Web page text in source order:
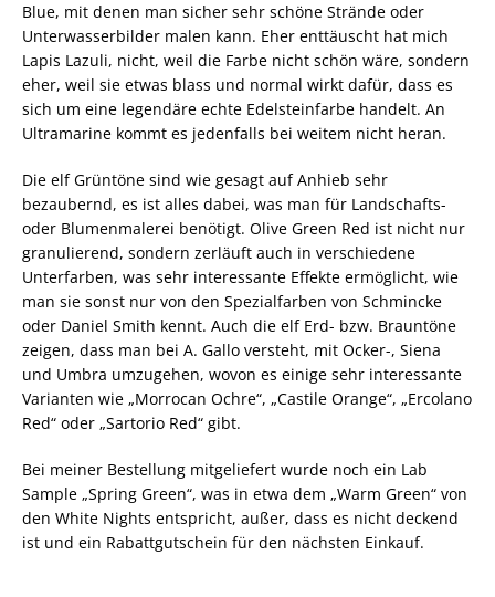
Blue, mit denen man sicher sehr schöne Strände oder
Unterwasserbilder malen kann. Eher enttäuscht hat mich
Lapis Lazuli, nicht, weil die Farbe nicht schön wäre, sondern
eher, weil sie etwas blass und normal wirkt dafür, dass es
sich um eine legendäre echte Edelsteinfarbe handelt. An
Ultramarine kommt es jedenfalls bei weitem nicht heran.
Die elf Grüntöne sind wie gesagt auf Anhieb sehr
bezaubernd, es ist alles dabei, was man für Landschafts-
oder Blumenmalerei benötigt. Olive Green Red ist nicht nur
granulierend, sondern zerläuft auch in verschiedene
Unterfarben, was sehr interessante Effekte ermöglicht, wie
man sie sonst nur von den Spezialfarben von Schmincke
oder Daniel Smith kennt. Auch die elf Erd- bzw. Brauntöne
zeigen, dass man bei A. Gallo versteht, mit Ocker-, Siena
und Umbra umzugehen, wovon es einige sehr interessante
Varianten wie „Morrocan Ochre“, „Castile Orange“, „Ercolano
Red“ oder „Sartorio Red“ gibt.
Bei meiner Bestellung mitgeliefert wurde noch ein Lab
Sample „Spring Green“, was in etwa dem „Warm Green“ von
den White Nights entspricht, außer, dass es nicht deckend
ist und ein Rabattgutschein für den nächsten Einkauf.